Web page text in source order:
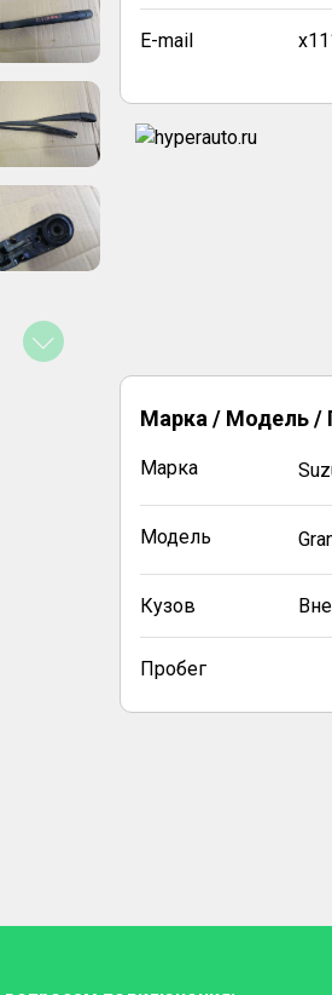
E-mail
Марка / Модель /
Марка
Модель
Кузов
Пробег